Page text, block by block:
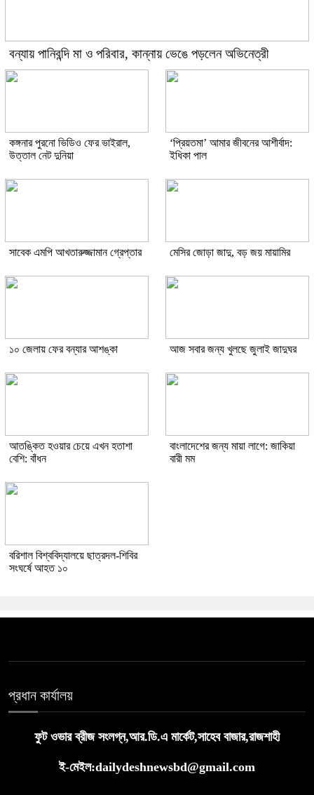
বন্যায় পানিবন্দি মা ও পরিবার, কান্নায় ভেঙে পড়লেন অভিনেত্রী
কঙ্গনার পুরনো ভিডিও ফের ভাইরাল,
উত্তাল নেট দুনিয়া
‘প্রিয়তমা’ আমার জীবনের আশীর্বাদ:
ইধিকা পাল
সাবেক এমপি আখতারুজ্জামান গ্রেপ্তার মেসির জোড়া জাদু, বড় জয় মায়ামির
১০ জেলায় ফের বন্যার আশঙ্কা আজ সবার জন্য খুলছে জুলাই জাদুঘর
আতঙ্কিত হওয়ার চেয়ে এখন হতাশা
বেশি: বাঁধন
বাংলাদেশের জন্য মায়া লাগে: জাকিয়া
বারী মম
বরিশাল বিশ্ববিদ্যালয়ে ছাত্রদল-শিবির
সংঘর্ষে আহত ১০
প্রধান কার্যালয়
ফুট ওভার ব্রীজ সংলগ্ন,আর.ডি.এ মার্কেট,সাহেব বাজার,রাজশাহী
ই-মেইল:dailydeshnewsbd@gmail.com